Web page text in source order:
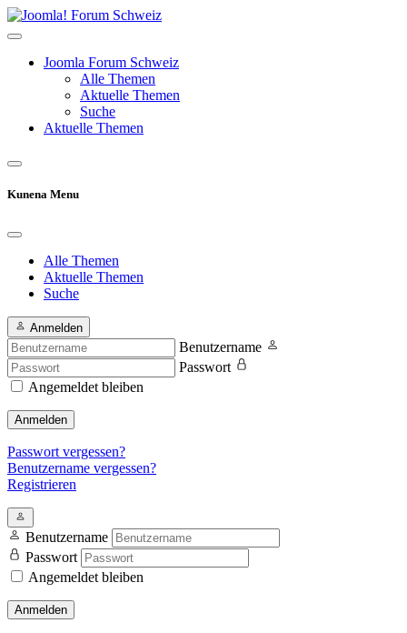
Joomla Forum Schweiz
Alle Themen
Aktuelle Themen
Suche
Aktuelle Themen
Kunena Menu
Alle Themen
Aktuelle Themen
Suche
Anmelden
Benutzername
Passwort
Angemeldet bleiben
Anmelden
Passwort vergessen?
Benutzername vergessen?
Registrieren
Benutzername
Passwort
Angemeldet bleiben
Anmelden